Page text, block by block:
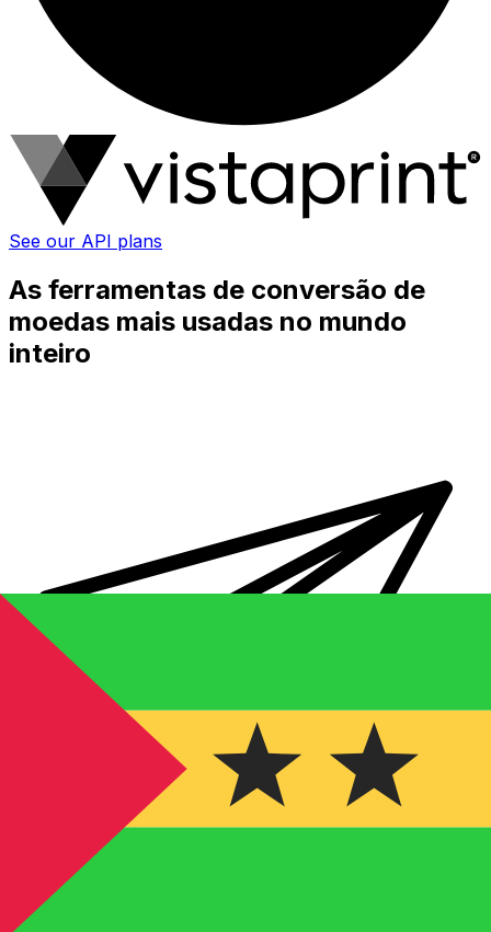
See our API plans
As ferramentas de conversão de
moedas mais usadas no mundo
inteiro
Transferência internacional de dinheiro Xe